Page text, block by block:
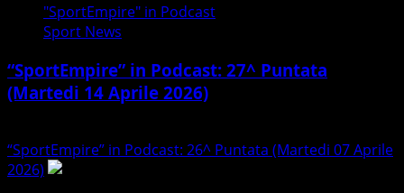
"SportEmpire" in Podcast
Sport News
“SportEmpire” in Podcast: 27^ Puntata
(Martedi 14 Aprile 2026)
“SportEmpire” in Podcast: 26^ Puntata (Martedi 07 Aprile
2026)